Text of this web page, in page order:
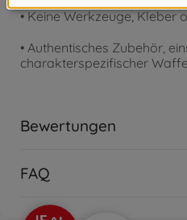
•KeineWerkzeuge, Kleber
• Authentisches Zubehör,
charakterspezifischer
Bewertungen
FAQ